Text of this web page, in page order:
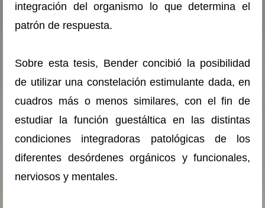
integración del organismo lo que determina el
patrón de respuesta.
Sobre esta tesis, Bender concibió la posibilidad
de utilizar una constelación estimulante dada, en
cuadros más o menos similares, con el fin de
estudiar la función guestáltica en las distintas
condiciones integradoras patológicas de los
diferentes desórdenes orgánicos y funcionales,
nerviosos y mentales.